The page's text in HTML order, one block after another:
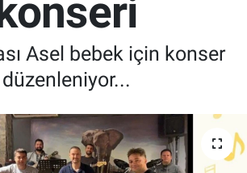
Asel bebek için konser
düzenleniyor...